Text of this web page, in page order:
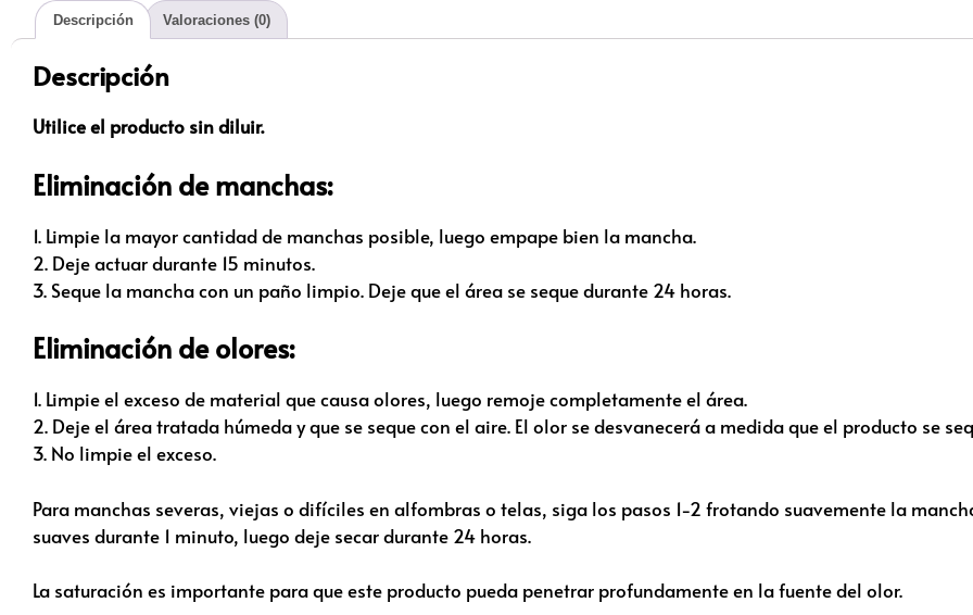
Descripción Valoraciones (0)
Descripción
Utilice el producto sin diluir.
Eliminación de manchas:
1. Limpie la mayor cantidad de manchas posible, luego empape bien la mancha.
2. Deje actuar durante 15 minutos.
3. Seque la mancha con un paño limpio. Deje que el área se seque durante 24 horas.
Eliminación de olores:
1. Limpie el exceso de material que causa olores, luego remoje completamente el área.
2. Deje el área tratada húmeda y que se seque con el aire. El olor se desvanecerá a medida que el producto se
3. No limpie el exceso.
Para manchas severas, viejas o difíciles en alfombras o telas, siga los pasos 1-2 frotando suavemente la
suaves durante 1 minuto, luego deje secar durante 24 horas.
La saturación es importante para que este producto pueda penetrar profundamente en la fuente del olor.